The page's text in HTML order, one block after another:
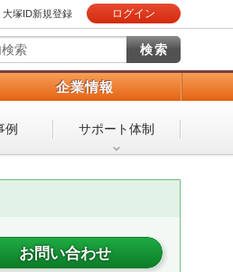
大塚ID新規登録 ログイン
企業情報
例 サポート体制
お問い合わせ